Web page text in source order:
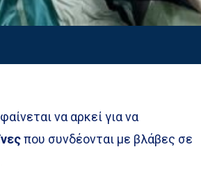
να αρκεί για να
που συνδέονται με βλάβες σε